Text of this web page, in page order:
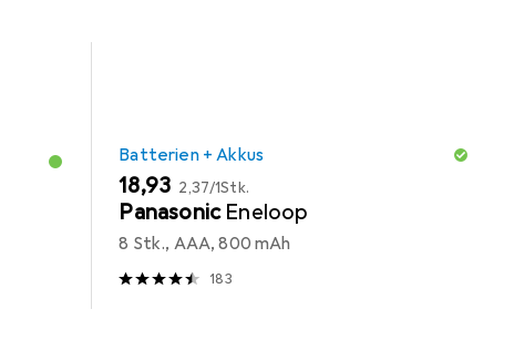
Batterien + Akkus
EUR
18,93 EUR
2,37/1Stk.
Panasonic Eneloop
8 Stk., AAA, 800 mAh
183